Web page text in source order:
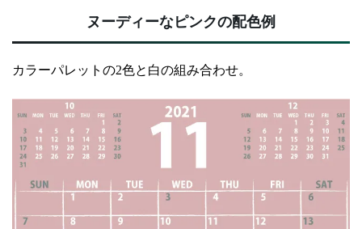
ヌーディーなピンクの配色例
カラーパレットの2色と白の組み合わせ。